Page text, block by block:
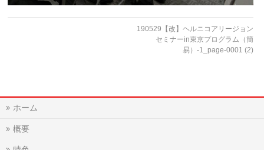
190529【改】ヘルニコアリージョン
セミナーin東京プログラム（簡
易）-1_page-0001 (2)
ホーム
概要